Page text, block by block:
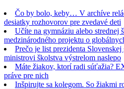
Čo by bolo, keby… V archíve
desiatky rozhovorov pre zvedavé deti
Učíte na gymnáziu alebo strednej
medzinárodného projektu o
Prečo je list prezidenta
ministrovi školstva výstrelom naslepo
Máte žiakov, ktorí radi súťažia?
práve pre nich
Inšpirujte sa kolegom. So žiakmi